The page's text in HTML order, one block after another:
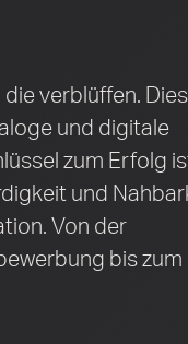
verblüffen.
und digitale
zum Erfolg
und
Von der
bis zum